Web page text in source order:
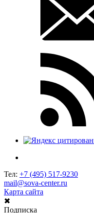
Тел: +7 (495) 517-9230
mail@sova-center.ru
Карта сайта
✖
Подписка